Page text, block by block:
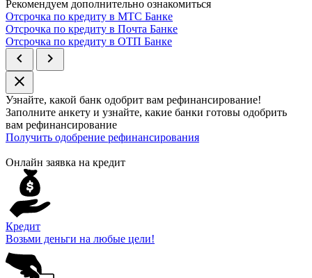
Рекомендуем дополнительно ознакомиться
Отсрочка по кредиту в МТС Банке
Отсрочка по кредиту в Почта Банке
Отсрочка по кредиту в ОТП Банке
chevron_left
chevron_right
close
Узнайте, какой банк одобрит вам рефинансирование!
Заполните анкету и узнайте, какие банки готовы одобрить
вам рефинансирование
Получить одобрение рефинансирования
Онлайн заявка на кредит
Кредит
Возьми деньги на любые цели!